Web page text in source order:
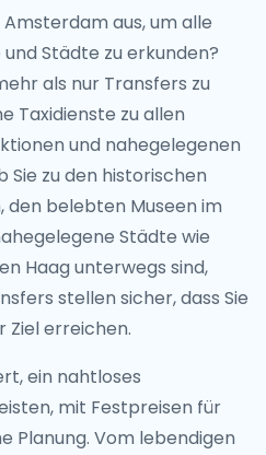
aus, um alle
Städte zu erkunden?
als nur Transfers zu
Taxidienste zu allen
und nahegelegenen
Sie zu den historischen
den belebten Museen im
Städte wie
Haag unterwegs sind,
stellen sicher, dass Sie
Ziel erreichen.
ein nahtloses
mit Festpreisen für
Planung. Vom lebendigen